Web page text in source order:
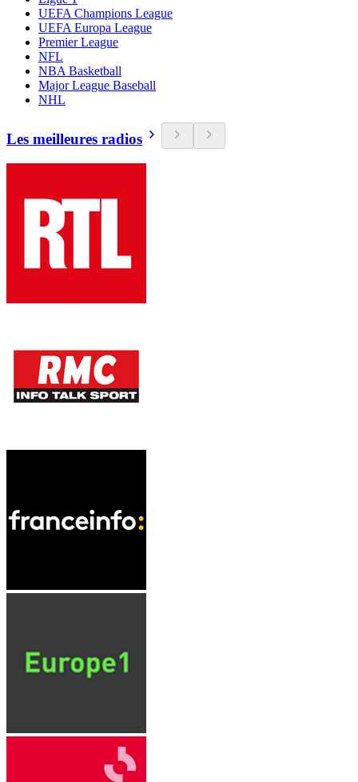
UEFA Champions League
UEFA Europa League
Premier League
NFL
NBA Basketball
Major League Baseball
NHL
Les meilleures radios